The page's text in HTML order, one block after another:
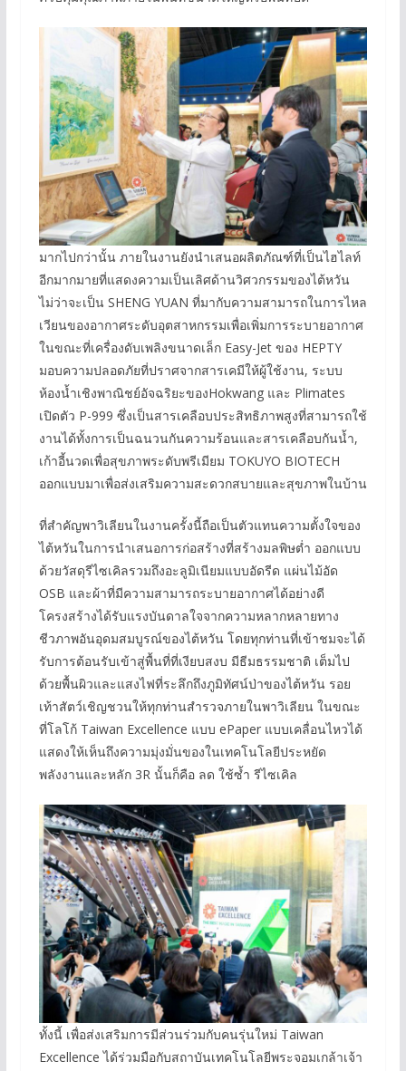
มากไปกว่านั้น ภายในงานยังนำเสนอผลิตภัณฑ์ที่เป็นไฮไลท์
อีกมากมายที่แสดงความเป็นเลิศด้านวิศวกรรมของไต้หวัน
ไม่ว่าจะเป็น SHENG YUAN ที่มากับความสามารถในการไหล
เวียนของอากาศระดับอุตสาหกรรมเพื่อเพิ่มการระบายอากาศ
ในขณะที่เครื่องดับเพลิงขนาดเล็ก Easy-Jet ของ HEPTY
มอบความปลอดภัยที่ปราศจากสารเคมีให้ผู้ใช้งาน, ระบบ
ห้องน้ำเชิงพาณิชย์อัจฉริยะของHokwang และ Plimates
เปิดตัว P-999 ซึ่งเป็นสารเคลือบประสิทธิภาพสูงที่สามารถใช้
งานได้ทั้งการเป็นฉนวนกันความร้อนและสารเคลือบกันน้ำ,
เก้าอี้นวดเพื่อสุขภาพระดับพรีเมียม TOKUYO BIOTECH
ออกแบบมาเพื่อส่งเสริมความสะดวกสบายและสุขภาพในบ้าน
ที่สำคัญพาวิเลียนในงานครั้งนี้ถือเป็นตัวแทนความตั้งใจของ
ไต้หวันในการนำเสนอการก่อสร้างที่สร้างมลพิษต่ำ ออกแบบ
ด้วยวัสดุรีไซเคิลรวมถึงอะลูมิเนียมแบบอัดรีด แผ่นไม้อัด
OSB และผ้าที่มีความสามารถระบายอากาศได้อย่างดี
โครงสร้างได้รับแรงบันดาลใจจากความหลากหลายทาง
ชีวภาพอันอุดมสมบูรณ์ของไต้หวัน โดยทุกท่านที่เข้าชมจะได้
รับการต้อนรับเข้าสู่พื้นที่ที่เงียบสงบ มีธีมธรรมชาติ เต็มไป
ด้วยพื้นผิวและแสงไฟที่ระลึกถึงภูมิทัศน์ป่าของไต้หวัน รอย
เท้าสัตว์เชิญชวนให้ทุกท่านสำรวจภายในพาวิเลียน ในขณะ
ที่โลโก้ Taiwan Excellence แบบ ePaper แบบเคลื่อนไหวได้
แสดงให้เห็นถึงความมุ่งมั่นของในเทคโนโลยีประหยัด
พลังงานและหลัก 3R นั้นก็คือ ลด ใช้ซ้ำ รีไซเคิล
ทั้งนี้ เพื่อส่งเสริมการมีส่วนร่วมกับคนรุ่นใหม่ Taiwan
Excellence ได้ร่วมมือกับสถาบันเทคโนโลยีพระจอมเกล้าเจ้า